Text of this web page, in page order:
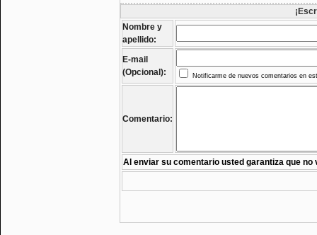
Nombre y
apellido:
E-mail
(Opcional):
Notificarme de nuevos comentarios en
Comentario:
Al enviar su comentario usted garantiza que no